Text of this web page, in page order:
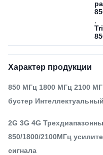
Характер продукции
850 МГц 1800 МГц 2100
бустер
2G 3G 4G
850/1800/2100МГц
сигнала